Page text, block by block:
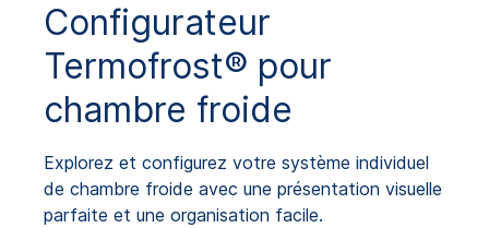
Configurateur
Termofrost® pour
chambre froide
Explorez et configurez votre système individuel
de chambre froide avec une présentation visuelle
parfaite et une organisation facile.